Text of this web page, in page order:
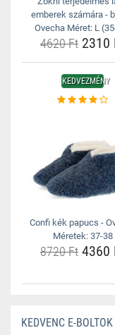
emberek számára -
Ovecha Méret: L
4620 Ft 2310
KEDVEZMÉNY
Confi kék papucs -
Méretek: 37-38
8720 Ft 4360
KEDVENC E-BOLTOK